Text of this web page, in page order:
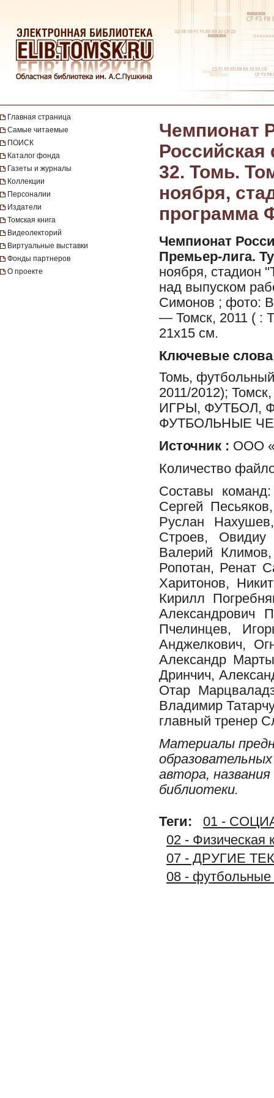
Главная страница
Самые читаемые
ПОИСК
Каталог фонда
Газеты и журналы
Коллекции
Персоналии
Издатели
Томская книга
Видеолекторий
Виртуальные выставки
Фонды партнеров
О проекте
Чемпионат
32. Томь.
ноября,
программа
Чемпионат
Премьер-лига.
ноября, стадион
над выпуском
Симонов ; фото:
— Томск, 2011 ( :
21x15 см.
Ключевые слова
Томь,
2011/2012);
ИГРЫ, ФУТБОЛ,
ФУТБОЛЬНЫЕ
Источник : ООО
Количество
Составы
Сергей
Руслан
Строев, Овидиу
Валерий
Ропотан, Ренат
Харитонов,
Кирилл
Александрович
Пчелинцев,
Анджелкович,
Александр
Дринчич,
Отар
Владимир
главный тренер
Материалы
автора,
библиотеки.
Теги:
01 -
02 - Физическая
07 - ДРУГИЕ
08 -